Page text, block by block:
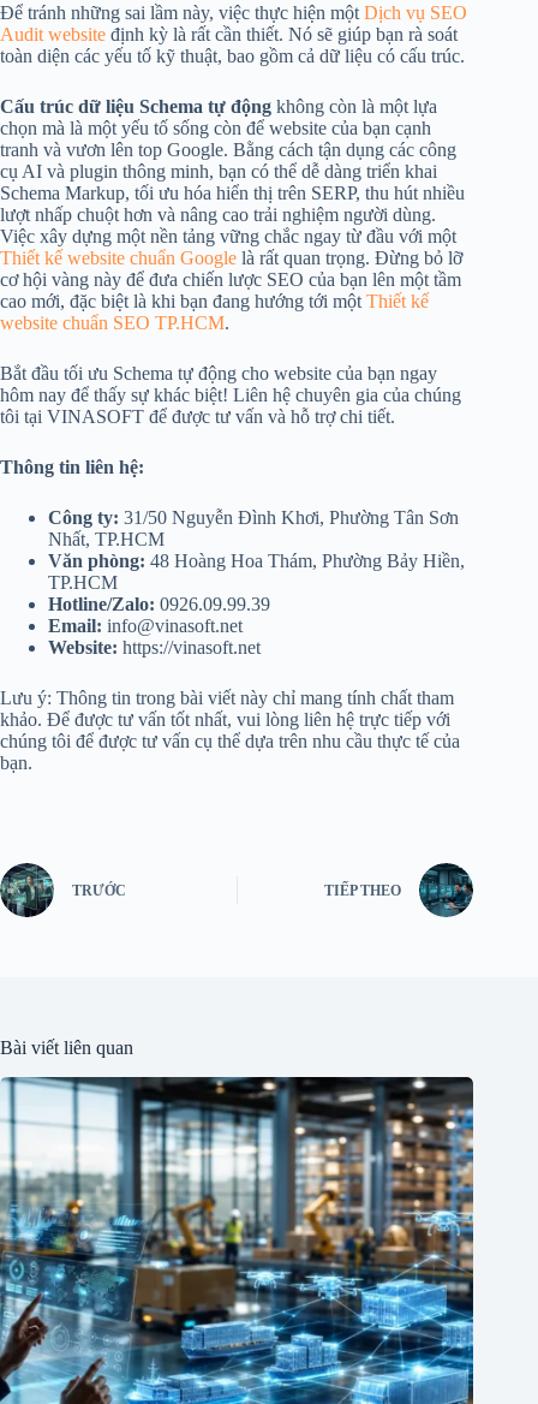
Để tránh những sai lầm này, việc thực hiện một Dịch vụ SEO
Audit website định kỳ là rất cần thiết. Nó sẽ giúp bạn rà soát
toàn diện các yếu tố kỹ thuật, bao gồm cả dữ liệu có cấu trúc.
Cấu trúc dữ liệu Schema tự động không còn là một lựa
chọn mà là một yếu tố sống còn để website của bạn cạnh
tranh và vươn lên top Google. Bằng cách tận dụng các công
cụ AI và plugin thông minh, bạn có thể dễ dàng triển khai
Schema Markup, tối ưu hóa hiển thị trên SERP, thu hút nhiều
lượt nhấp chuột hơn và nâng cao trải nghiệm người dùng.
Việc xây dựng một nền tảng vững chắc ngay từ đầu với một
Thiết kế website chuẩn Google là rất quan trọng. Đừng bỏ lỡ
cơ hội vàng này để đưa chiến lược SEO của bạn lên một tầm
cao mới, đặc biệt là khi bạn đang hướng tới một Thiết kế
website chuẩn SEO TP.HCM.
Bắt đầu tối ưu Schema tự động cho website của bạn ngay
hôm nay để thấy sự khác biệt! Liên hệ chuyên gia của chúng
tôi tại VINASOFT để được tư vấn và hỗ trợ chi tiết.
Thông tin liên hệ:
Công ty: 31/50 Nguyễn Đình Khơi, Phường Tân Sơn
Nhất, TP.HCM
Văn phòng: 48 Hoàng Hoa Thám, Phường Bảy Hiền,
TP.HCM
Hotline/Zalo: 0926.09.99.39
Email: info@vinasoft.net
Website: https://vinasoft.net
Lưu ý: Thông tin trong bài viết này chỉ mang tính chất tham
khảo. Để được tư vấn tốt nhất, vui lòng liên hệ trực tiếp với
chúng tôi để được tư vấn cụ thể dựa trên nhu cầu thực tế của
bạn.
TRƯỚC TIẾP THEO
Bài viết liên quan